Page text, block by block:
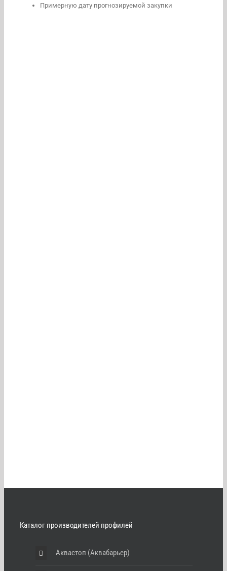
Примерную дату прогнозируемой закупки
Каталог производителей профилей
Аквастоп (Аквабарьер)